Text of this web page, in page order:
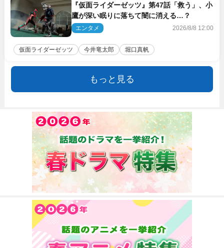
『仮面ライダーゼッツ』第47話「救う」、小
鷹が深い眠りに落ちて闇に消える…？
エンタメ 2026/8/8 12:00
仮面ライダーゼッツ 今井竜太郎 堀口真帆
もっと見る